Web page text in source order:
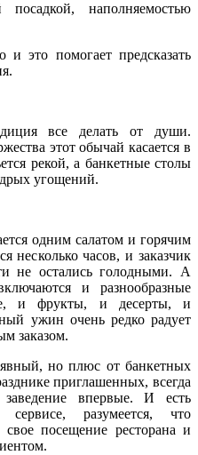
посадкой, наполняемостью
и это помогает предсказать
все делать от души.
этот обычай касается в
рекой, а банкетные столы
угощений.
одним салатом и горячим
несколько часов, и заказчик
не остались голодными. А
и разнообразные
и фрукты, и десерты, и
ужин очень редко радует
заказом.
но плюс от банкетных
приглашенных, всегда
впервые. И есть
разумеется, что
посещение ресторана и